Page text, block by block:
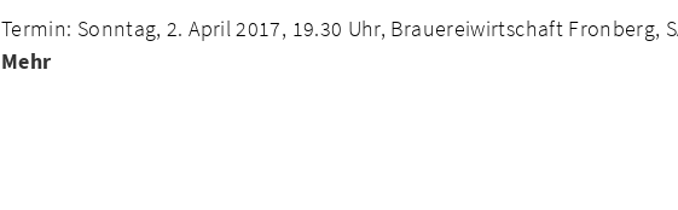
Termin: Sonntag, 2. April 2017, 19.30 Uhr, Brauereiwirtschaft Fronberg,
Mehr